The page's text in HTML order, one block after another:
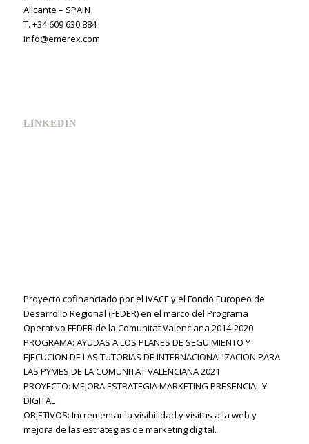
Alicante – SPAIN
T. +34 609 630 884
info@emerex.com
LINKEDIN
Proyecto cofinanciado por el IVACE y el Fondo Europeo de
Desarrollo Regional (FEDER) en el marco del Programa
Operativo FEDER de la Comunitat Valenciana 2014-2020
PROGRAMA: AYUDAS A LOS PLANES DE SEGUIMIENTO Y
EJECUCION DE LAS TUTORIAS DE INTERNACIONALIZACION PARA
LAS PYMES DE LA COMUNITAT VALENCIANA 2021
PROYECTO: MEJORA ESTRATEGIA MARKETING PRESENCIAL Y
DIGITAL
OBJETIVOS: Incrementar la visibilidad y visitas a la web y
mejora de las estrategias de marketing digital.